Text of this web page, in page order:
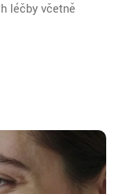
léčby včetně